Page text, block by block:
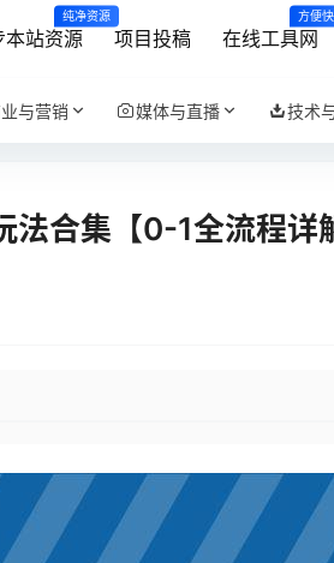
本站资源
纯净资源
项目投稿 在线工具网
方便
与营销 媒体与直播 技术
合集【0-1全流程详